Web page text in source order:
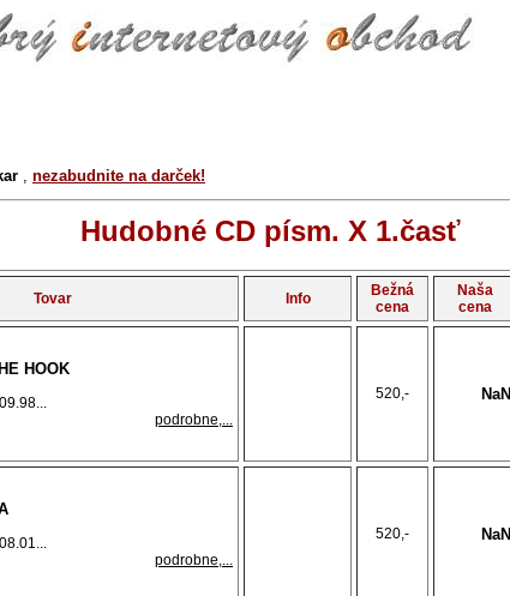
, nezabudnite na darček!
Hudobné CD písm. X 1.časť
Tovar Info
Bežná
cena
Naša
cena
HOOK
podrobne,...
520,- NaN
podrobne,...
520,- NaN